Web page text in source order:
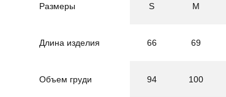
Размеры
Длина изделия
Объем груди
S
66
94
M
69
100